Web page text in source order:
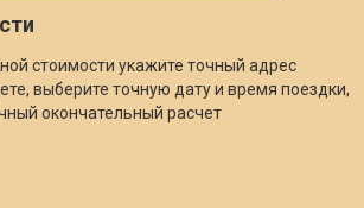
стоимости укажите точный адрес
выберите точную дату и время поездки,
окончательный расчет